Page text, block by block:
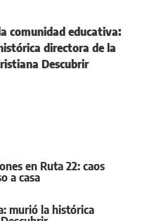
comunidad educativa:
directora de la
Descubrir
en Ruta 22: caos
a casa
murió la histórica